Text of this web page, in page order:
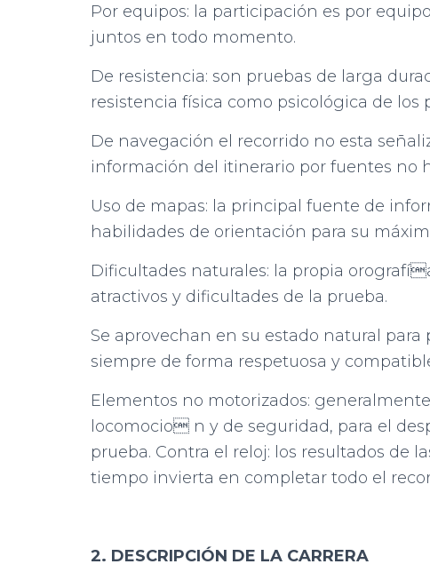
Por equipos: la participación es por
juntos en todo momento.
De resistencia: son pruebas de larga
resistencia física como psicológica de los
De navegación el recorrido no esta
información del itinerario por fuentes no
Uso de mapas: la principal fuente de
habilidades de orientación para su
Dificultades naturales: la propia
atractivos y dificultades de la prueba.
Se aprovechan en su estado natural
siempre de forma respetuosa y
Elementos no motorizados:
locomocio n y de seguridad, para el
prueba. Contra el reloj: los resultados de
tiempo invierta en completar todo el
2. DESCRIPCIÓN DE LA CARRERA